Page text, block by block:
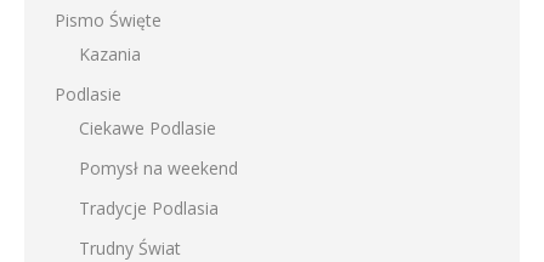
Pismo Święte
Kazania
Podlasie
Ciekawe Podlasie
Pomysł na weekend
Tradycje Podlasia
Trudny Świat